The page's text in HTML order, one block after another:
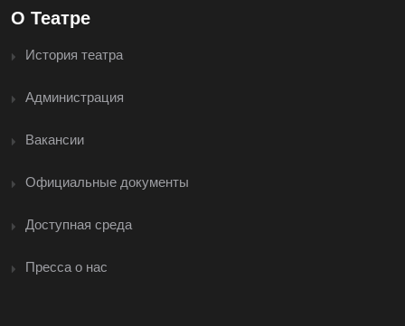
О Театре
История театра
Администрация
Вакансии
Официальные документы
Доступная среда
Пресса о нас